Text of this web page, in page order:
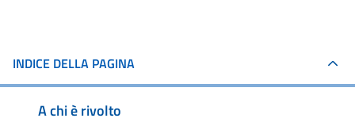
INDICE DELLA PAGINA
A chi è rivolto